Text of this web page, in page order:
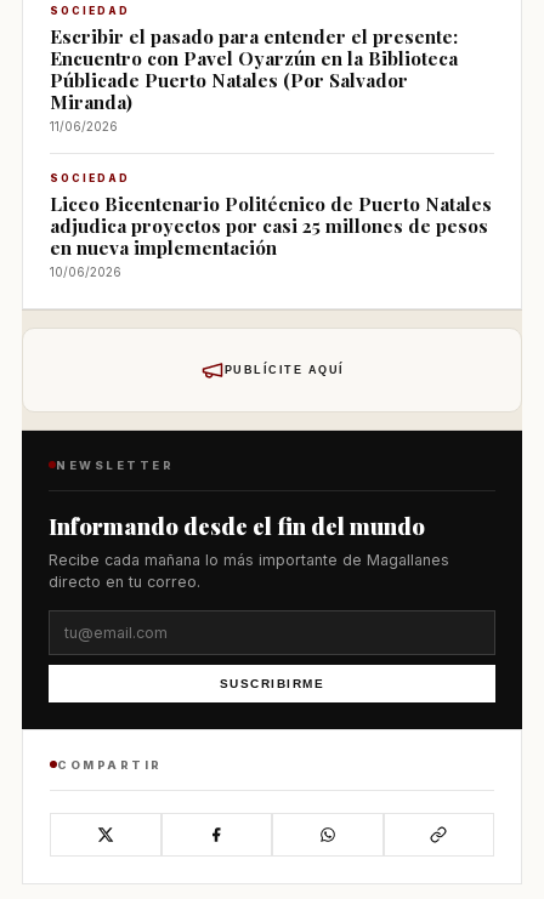
SOCIEDAD
Escribir el pasado para entender el presente:
Encuentro con Pavel Oyarzún en la Biblioteca
Públicade Puerto Natales (Por Salvador
Miranda)
11/06/2026
SOCIEDAD
Liceo Bicentenario Politécnico de Puerto Natales
adjudica proyectos por casi 25 millones de pesos
en nueva implementación
10/06/2026
PUBLÍCITE AQUÍ
NEWSLETTER
Informando desde el fin del mundo
Recibe cada mañana lo más importante de Magallanes
directo en tu correo.
SUSCRIBIRME
COMPARTIR